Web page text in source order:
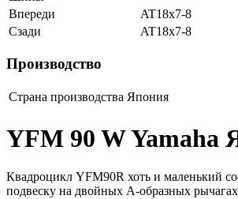
Впереди
AT18x7-8
Сзади
AT18x7-8
Производство
Страна производства Япония
YFM 90 W Yamaha
Квадроцикл YFM90R хоть и маленький
подвеску на двойных A-образных